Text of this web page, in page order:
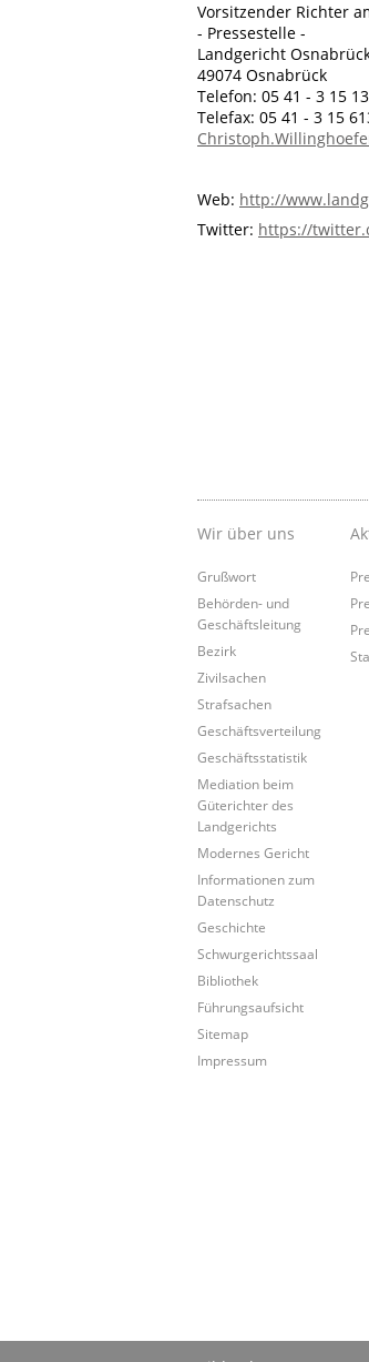
Vorsitzender Richter
- Pressestelle -
Landgericht
49074 Osnabrück
Telefon: 05 41 - 3 15
Telefax: 05 41 - 3 15
Web: http://
Twitter: https://
Wir über uns
Grußwort
Behörden- und
Geschäftsleitung
Bezirk
Zivilsachen
Strafsachen
Geschäftsverteilung
Geschäftsstatistik
Mediation beim
Güterichter des
Landgerichts
Modernes Gericht
Informationen zum
Datenschutz
Geschichte
Schwurgerichtssaal
Bibliothek
Führungsaufsicht
Sitemap
Impressum